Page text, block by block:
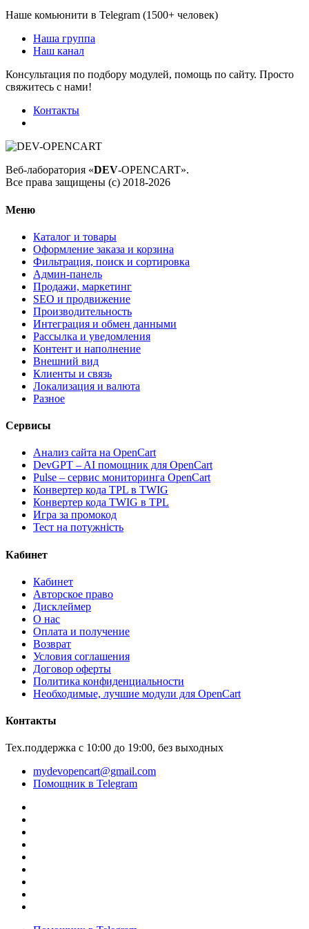
Наше комьюнити в Telegram (1500+ человек)
Наша группа
Наш канал
Консультация по подбору модулей, помощь по сайту. Просто
свяжитесь с нами!
Контакты
Веб-лаборатория «DEV-OPENCART».
Все права защищены (с) 2018-2026
Меню
Каталог и товары
Оформление заказа и корзина
Фильтрация, поиск и сортировка
Админ-панель
Продажи, маркетинг
SEO и продвижение
Производительность
Интеграция и обмен данными
Рассылка и уведомления
Контент и наполнение
Внешний вид
Клиенты и связь
Локализация и валюта
Разное
Сервисы
Анализ сайта на OpenCart
DevGPT – AI помощник для OpenCart
Pulse – сервис мониторинга OpenCart
Конвертер кода TPL в TWIG
Конвертер кода TWIG в TPL
Игра за промокод
Тест на потужність
Кабинет
Кабинет
Авторское право
Дисклеймер
О нас
Оплата и получение
Возврат
Условия соглашения
Договор оферты
Политика конфиденциальности
Необходимые, лучшие модули для OpenCart
Контакты
Тех.поддержка с 10:00 до 19:00, без выходных
mydevopencart@gmail.com
Помощник в Telegram